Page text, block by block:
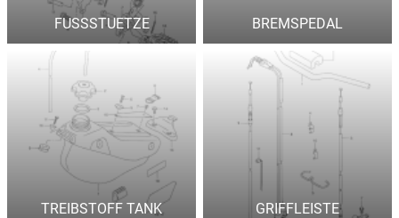
FUSSSTUETZE BREMSPEDAL
TREIBSTOFF TANK GRIFFLEISTE